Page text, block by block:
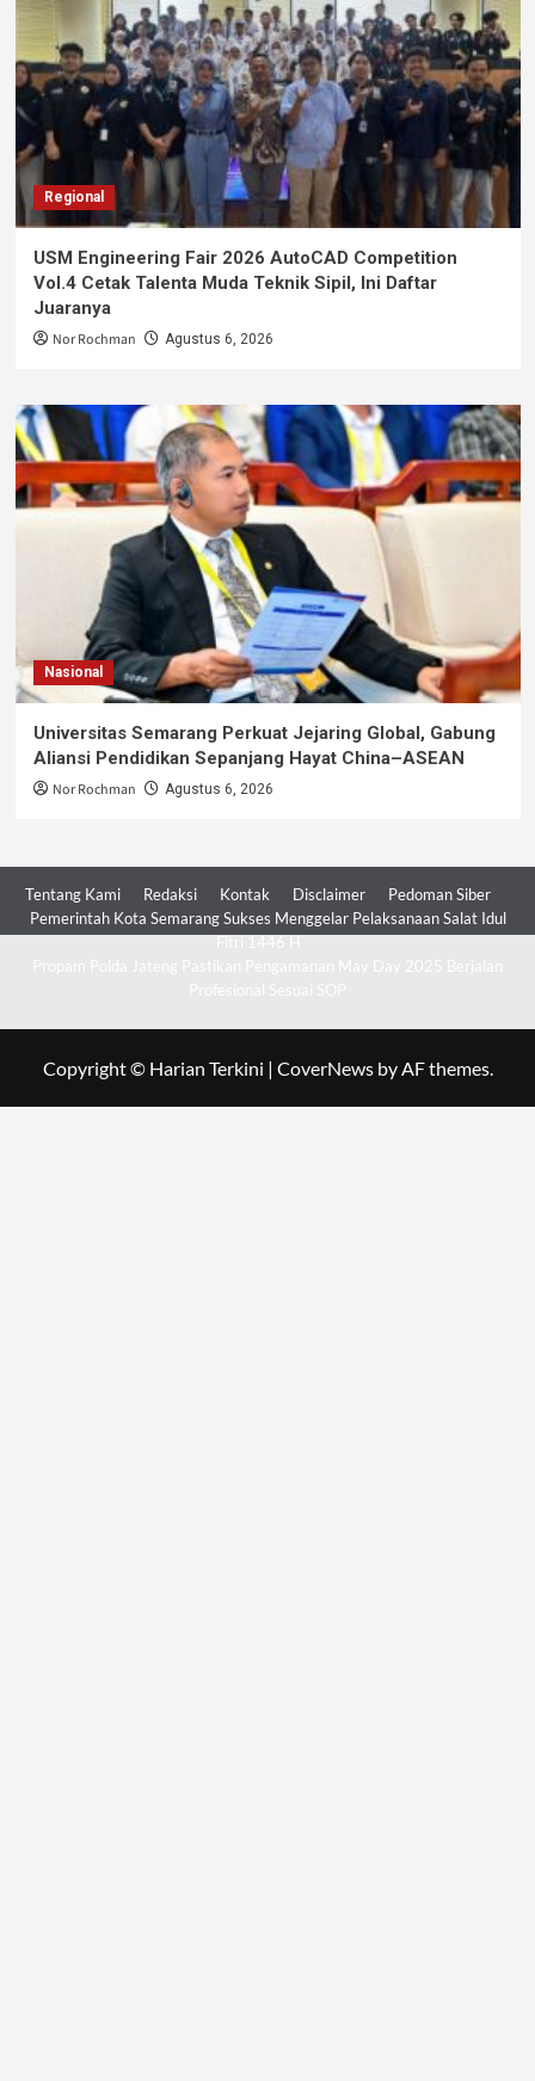
Regional
USM Engineering Fair 2026 AutoCAD Competition
Vol.4 Cetak Talenta Muda Teknik Sipil, Ini Daftar
Juaranya
Nor Rochman Agustus 6, 2026
Nasional
Universitas Semarang Perkuat Jejaring Global, Gabung
Aliansi Pendidikan Sepanjang Hayat China–ASEAN
Nor Rochman Agustus 6, 2026
Tentang Kami Redaksi Kontak Disclaimer
Pedoman Siber
Pemerintah Kota Semarang Sukses Menggelar Pelaksanaan Salat Idul
Copyright © Harian Terkini | CoverNewsby AF themes.